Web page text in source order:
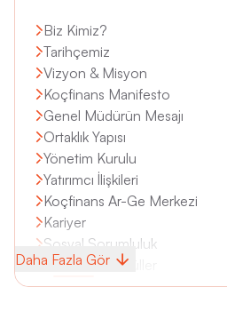
İletişim
Üye İş Yeri
TR
Biz Kimiz?
Tarihçemiz
Vizyon & Misyon
Koçfinans Manifesto
Genel Müdürün Mesajı
Ortaklık Yapısı
Yönetim Kurulu
Yatırımcı İlişkileri
Koçfinans Ar-Ge Merkezi
Kariyer
Sosyal Sorumluluk
Haberler & Ödüller
Daha Fazla Gör